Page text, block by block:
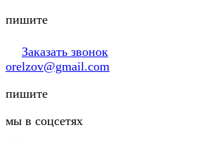
пишите
Заказать звонок
orelzov@gmail.com
пишите
мы в соцсетях